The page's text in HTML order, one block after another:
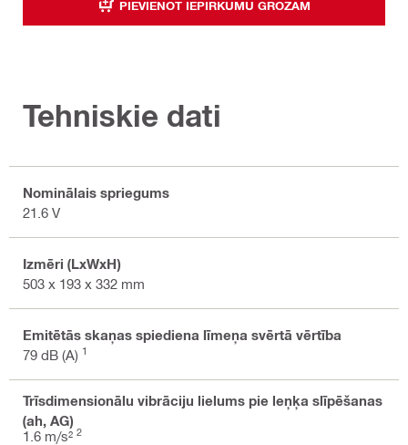
PIEVIENOT IEPIRKUMU GROZAM
Tehniskie dati
Nominālais spriegums
21.6 V
Izmēri (LxWxH)
503 x 193 x 332 mm
Emitētās skaņas spiediena līmeņa svērtā vērtība
79 dB (A) 1
Trīsdimensionālu vibrāciju lielums pie leņķa slīpēšanas
(ah, AG)
1.6 m/s² 2